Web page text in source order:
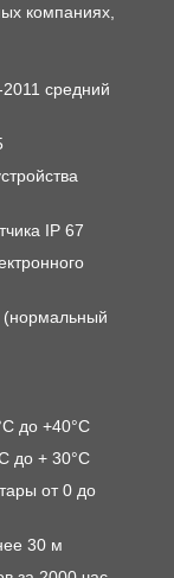
компаниях,
средний
IP 67
(нормальный
до +40°С
до + 30°С
от 0 до
30 м